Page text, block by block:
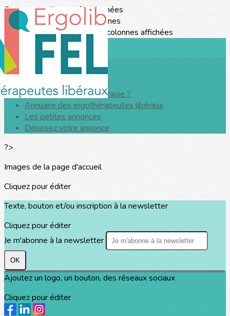
Exporter les lignes sélectionnées
Exporter toutes les colonnes
Exporter uniquement les colonnes affichées
Menu
>
Qu'est ce que l'ergothérapie ?
Annuaire des ergothérapeutes libéraux
Les petites annonces
Déposez votre annonce
?>
Images de la page d'accueil
Cliquez pour éditer
Texte, bouton et/ou inscription à la newsletter
Cliquez pour éditer
Je m'abonne à la newsletter
OK
Ajoutez un logo, un bouton, des réseaux sociaux
Cliquez pour éditer